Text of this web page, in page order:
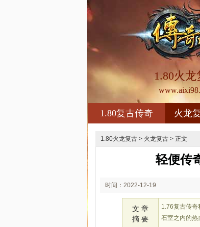
1.80火龙
1.80复古传奇 火龙
1.80火龙复古 > 火龙复古 > 正文
轻便传
时间：2022-12-19
文 章
摘 要
1.76复古传
石室之内的热